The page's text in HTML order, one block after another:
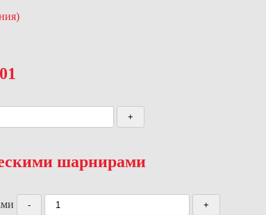
шарнирами